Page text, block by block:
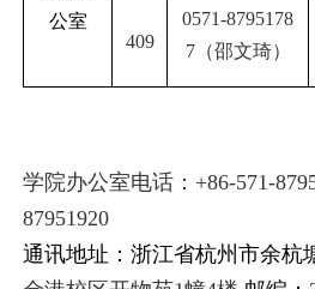
公室
409
0571-8795178
7（邵文琦）
学院办公室电话： +86-571-
87951920
通讯地址：浙江省杭州市余杭